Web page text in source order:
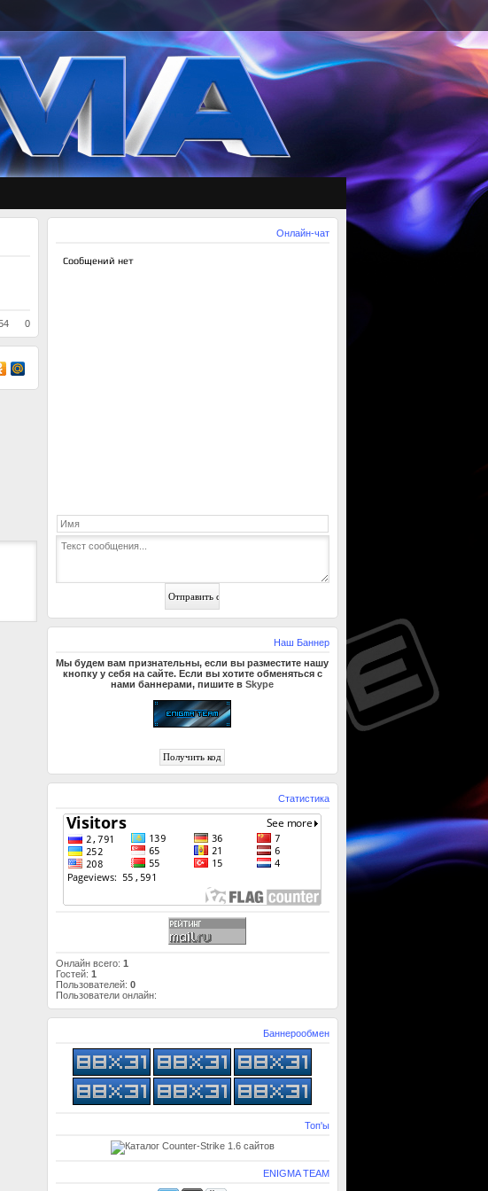
0
Онлайн-чат
Наш Баннер
Мы будем вам признательны, если вы разместите нашу
кнопку у себя на сайте. Если вы хотите обменяться с
нами баннерами, пишите в Skype
Статистика
Онлайн всего: 1
Гостей: 1
Пользователей: 0
Пользователи онлайн:
Баннерообмен
Топ'ы
ENIGMA TEAM